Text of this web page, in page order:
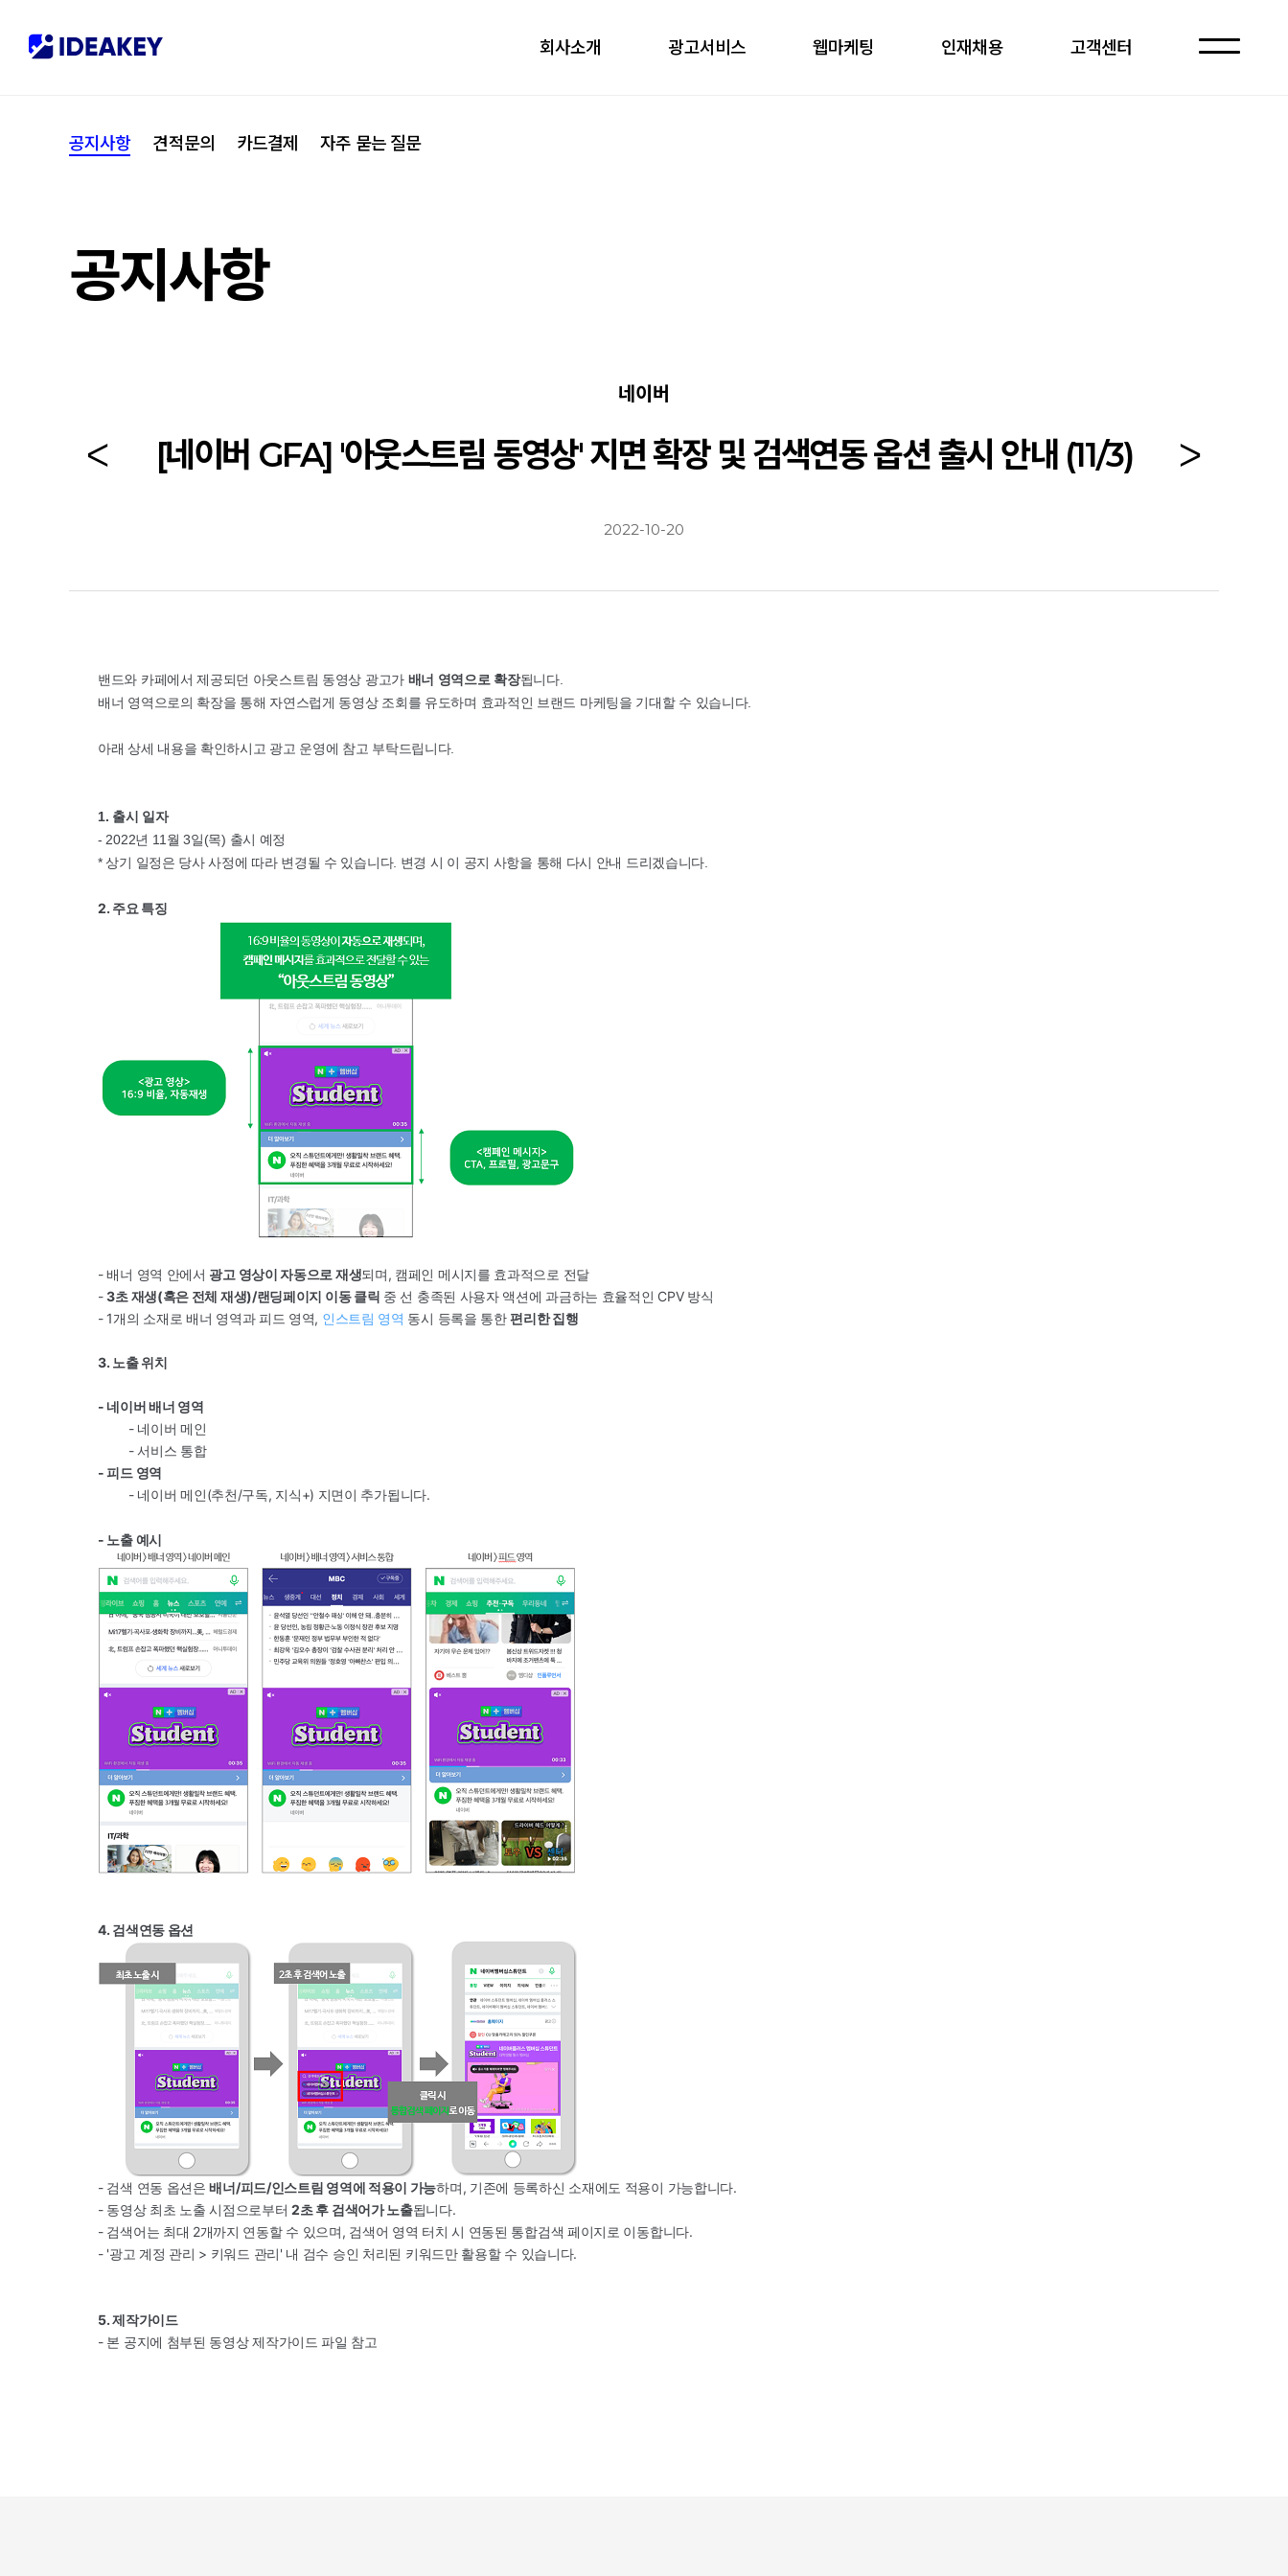
자주 묻는 질문
회사소개 광고서비스 웹마케팅 인재채용 고객센터
공지사항 견적문의 카드결제 자주 묻는 질문
공지사항
네이버
[네이버 GFA] '아웃스트림 동영상' 지면 확장 및 검색연동 옵션 출시 안내 (11/3)
2022-10-20
밴드와 카페에서 제공되던 아웃스트림 동영상 광고가 배너 영역으로 확장됩니다.
배너 영역으로의 확장을 통해 자연스럽게 동영상 조회를 유도하며 효과적인 브랜드 마케팅을 기대할 수 있습니다.
아래 상세 내용을 확인하시고 광고 운영에 참고 부탁드립니다.
1. 출시 일자
- 2022년 11월 3일(목) 출시 예정
* 상기 일정은 당사 사정에 따라 변경될 수 있습니다. 변경 시 이 공지 사항을 통해 다시 안내 드리겠습니다.​
2. 주요 특징
-배너 영역 안에서 광고 영상이 자동으로 재생되며, 캠페인 메시지를 효과적으로 전달
-3초 재생(혹은 전체 재생)/랜딩페이지 이동 클릭 중 선 충족된 사용자 액션에 과금하는 효율적인 CPV 방식
- 1개의 소재로 배너 영역과 피드 영역, 인스트림 영역 동시 등록을 통한편리한 집행
3. 노출 위치
- 네이버 배너 영역
- 네이버 메인
- 서비스 통합
- 피드 영역
- 네이버 메인(추천/구독, 지식+) 지면이 추가됩니다.
- 노출 예시
4. 검색연동 옵션
- 검색 연동 옵션은배너/피드/인스트림 영역에 적용이 가능하며, 기존에 등록하신 소재에도 적용이 가능합니다.
- 동영상 최초 노출 시점으로부터2초 후 검색어가 노출됩니다.
- 검색어는 최대 2개까지 연동할 수 있으며, 검색어 영역 터치 시 연동된 통합검색 페이지로 이동합니다.
- '광고 계정 관리 > 키워드 관리' 내 검수 승인 처리된 키워드만 활용할 수 있습니다.
5. 제작가이드
- 본 공지에 첨부된 동영상 제작가이드 파일 참고